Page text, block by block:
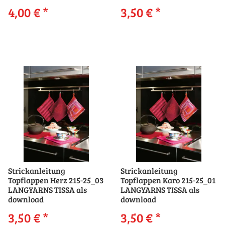
4,00 €* 3,50 €*
Strickanleitung
Topflappen Herz 215-25_03
LANGYARNS TISSA als
download
3,50 €*
Strickanleitung
Topflappen Karo 215-25_01
LANGYARNS TISSA als
download
3,50 €*